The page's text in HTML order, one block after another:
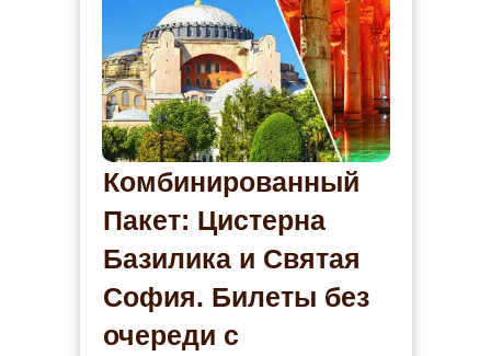
Комбинированный
Пакет: Цистерна
Базилика и Святая
София. Билеты без
очереди с